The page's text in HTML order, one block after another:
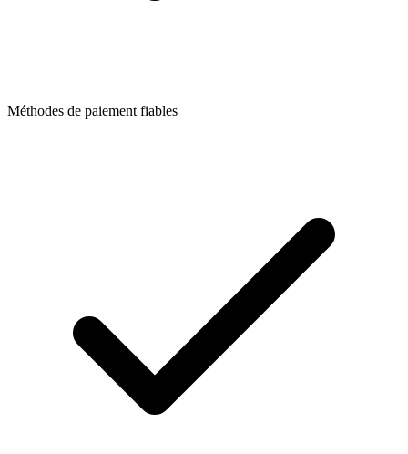
Méthodes de paiement fiables